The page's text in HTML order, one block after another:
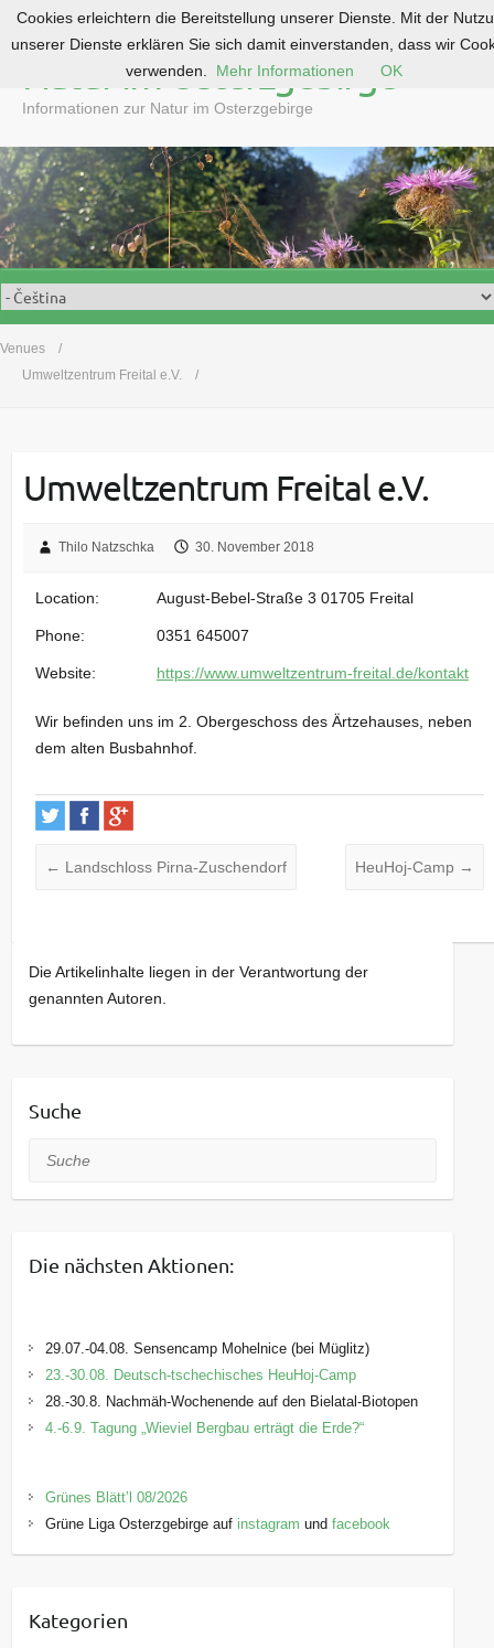
o
c
o
n
t
e
n
Natur im Osterzgebirge
Informationen zur Natur im Osterzgebirge
Venues
Umweltzentrum Freital e.V.
Umweltzentrum Freital e.V.
Thilo Natzschka 30. November 2018
Location: August-Bebel-Straße 3 01705 Freital
Phone: 0351 645007
Website: https://www.umweltzentrum-freital.de/kontakt
Wir befinden uns im 2. Obergeschoss des Ärtzehauses, neben
dem alten Busbahnhof.
← Landschloss Pirna-Zuschendorf HeuHoj-Camp →
Die Artikelinhalte liegen in der Verantwortung der
genannten Autoren.
Suche
Suche
Die nächsten Aktionen:
29.07.-04.08. Sensencamp Mohelnice (bei Müglitz)
23.-30.08. Deutsch-tschechisches HeuHoj-Camp
28.-30.8. Nachmäh-Wochenende auf den Bielatal-Biotopen
4.-6.9. Tagung „Wieviel Bergbau erträgt die Erde?“
Grünes Blätt’l 08/2026
Grüne Liga Osterzgebirge auf instagram undfacebook
Kategorien
Cookies erleichtern die Bereitstellung unserer Dienste. Mit der
unserer Dienste erklären Sie sich damit einverstanden, dass wir
verwenden.
Mehr Informationen OK